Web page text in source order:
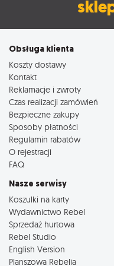
Obsługa klienta
Koszty dostawy
Kontakt
Reklamacje i zwroty
Czas realizacji zamówień
Bezpieczne zakupy
Sposoby płatności
Regulamin rabatów
O rejestracji
FAQ
Nasze serwisy
Koszulki na karty
Wydawnictwo Rebel
Sprzedaż hurtowa
Rebel Studio
English Version
Planszowa Rebelia